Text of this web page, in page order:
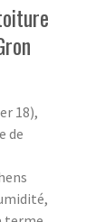
18),
de